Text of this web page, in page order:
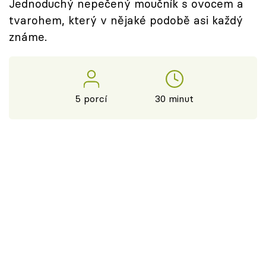
Sledujte prima+
Jednoduchý nepečený moučník s ovocem a
tvarohem, který v nějaké podobě asi každý
známe.
5 porcí 30 minut